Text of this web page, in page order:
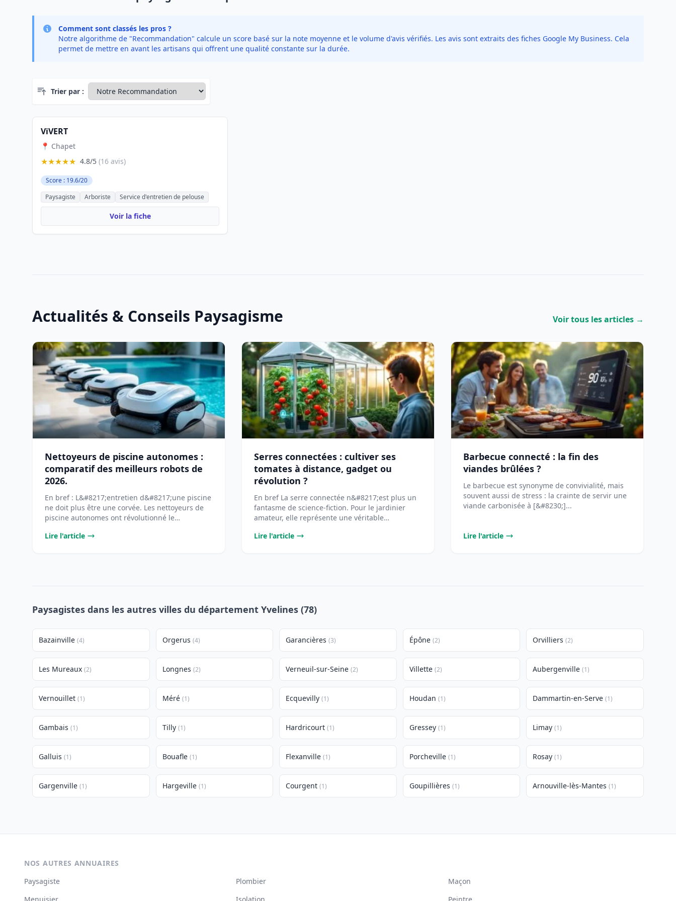
Comment sont classés les pros ?
Notre algorithme de "Recommandation" calcule un score basé sur la note moyenne et le volume d'avis vérifiés. Les avis sont extraits des fiches Google My Business. Cela
permet de mettre en avant les artisans qui offrent une qualité constante sur la durée.
Trier par :
ViVERT
📍 Chapet
★★★★★ 4.8/5 (16 avis)
Score : 19.6/20
Paysagiste
Arboriste Service d'entretien de pelouse
Voir la fiche
Actualités & Conseils Paysagisme Voir tous les articles →
Nettoyeurs de piscine autonomes :
comparatif des meilleurs robots de
2026.
En bref : L&#8217;entretien d&#8217;une piscine
ne doit plus être une corvée. Les nettoyeurs de
piscine autonomes ont révolutionné le
Lire l'article
Serres connectées : cultiver ses
tomates à distance, gadget ou
révolution ?
En bref La serre connectée n&#8217;est plus un
fantasme de science-fiction. Pour le jardinier
amateur, elle représente une véritable
Lire l'article
Barbecue connecté : la fin des
viandes brûlées ?
Le barbecue est synonyme de convivialité, mais
souvent aussi de stress : la crainte de servir une
viande carbonisée à [&#8230;]...
Lire l'article
Paysagistes dans les autres villes du département Yvelines (78)
Bazainville (4) Orgerus (4) Garancières (3) Épône (2) Orvilliers (2)
Les Mureaux (2) Longnes (2) Verneuil-sur-Seine (2) Villette (2) Aubergenville (1)
Vernouillet (1) Méré (1) Ecquevilly (1) Houdan (1) Dammartin-en-Serve (1)
Gambais (1) Tilly (1) Hardricourt (1) Gressey (1) Limay (1)
Galluis (1) Bouafle (1) Flexanville (1) Porcheville (1) Rosay (1)
Gargenville (1) Hargeville (1) Courgent (1) Goupillières (1) Arnouville-lès-Mantes (1)
NOS AUTRES ANNUAIRES
Paysagiste
Plombier
Maçon